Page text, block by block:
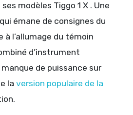
modèles Tiggo 1 X . Une
émane de consignes du
l’allumage du témoin
d’instrument
de puissance sur
la version populaire de la